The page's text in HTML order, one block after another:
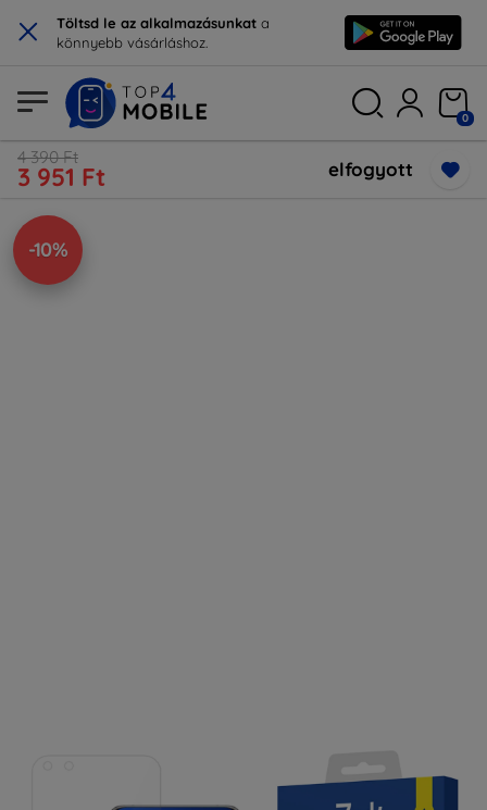
× Töltsd le az alkalmazásunkat a
könnyebb vásárláshoz.
0
4 390 Ft
3 951 Ft elfogyott
-10%